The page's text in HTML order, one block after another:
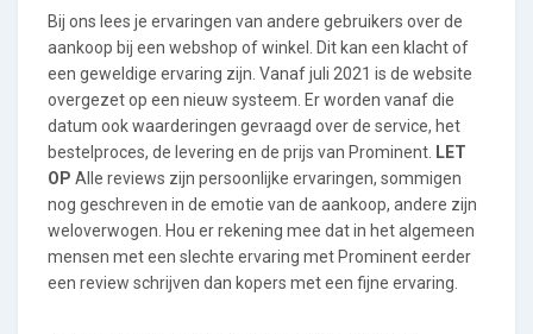
Bij ons lees je ervaringen van andere gebruikers over de
aankoop bij een webshop of winkel. Dit kan een klacht of
een geweldige ervaring zijn. Vanaf juli 2021 is de website
overgezet op een nieuw systeem. Er worden vanaf die
datum ook waarderingen gevraagd over de service, het
bestelproces, de levering en de prijs van Prominent. LET
OP Alle reviews zijn persoonlijke ervaringen, sommigen
nog geschreven in de emotie van de aankoop, andere zijn
weloverwogen. Hou er rekening mee dat in het algemeen
mensen met een slechte ervaring met Prominent eerder
een review schrijven dan kopers met een fijne ervaring.